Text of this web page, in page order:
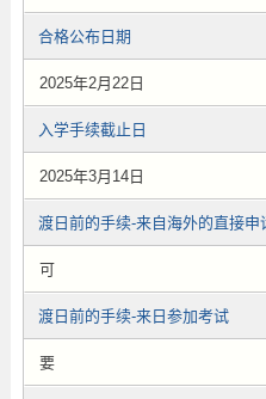
合格公布日期
2025年2月22日
入学手续截止日
2025年3月14日
渡日前的手续-来自海外的直接申
可
渡日前的手续-来日参加考试
要